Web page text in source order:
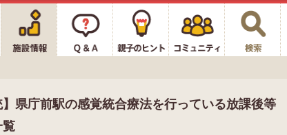
県庁前駅の感覚統合療法を行っている放課後等